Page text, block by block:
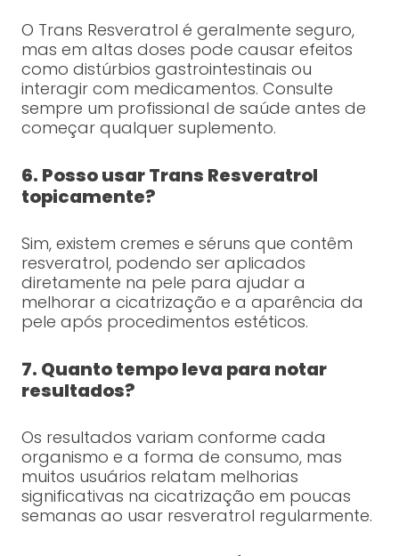
O Trans Resveratrol é geralmente seguro,
mas em altas doses pode causar efeitos
como distúrbios gastrointestinais ou
interagir com medicamentos. Consulte
sempre um profissional de saúde antes de
começar qualquer suplemento.
6. Posso usar Trans Resveratrol
topicamente?
Sim, existem cremes e séruns que contêm
resveratrol, podendo ser aplicados
diretamente na pele para ajudar a
melhorar a cicatrização e a aparência da
pele após procedimentos estéticos.
7. Quanto tempo leva para notar
resultados?
Os resultados variam conforme cada
organismo e a forma de consumo, mas
muitos usuários relatam melhorias
significativas na cicatrização em poucas
semanas ao usar resveratrol regularmente.